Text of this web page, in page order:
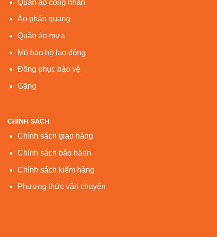
Quần áo công nhân
Áo phản quang
Quần áo mưa
Mũ bảo hộ lao động
Đồng phục bảo vệ
Găng
CHÍNH SÁCH
Chính sách giao hàng
Chính sách bảo hành
Chính sách kiểm hàng
Phương thức vận chuyển